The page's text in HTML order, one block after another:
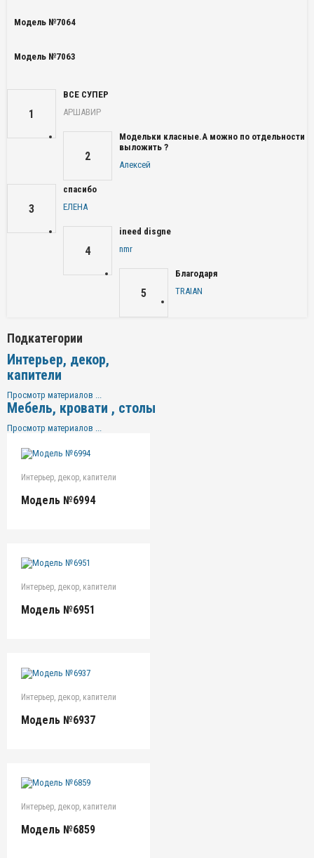
Модель №7064
Модель №7063
1
ВСЕ СУПЕР
АРШАВИР
2
Модельки класные.А можно по отдельности
выложить ?
Алексей
3
спасибо
ЕЛЕНА
4
ineed disgne
nmr
5
Благодаря
TRAIAN
Подкатегории
Интерьер, декор,
капители
Просмотр материалов ...
Мебель, кровати , столы
Просмотр материалов ...
Интерьер, декор, капители
Модель №6994
Интерьер, декор, капители
Модель №6951
Интерьер, декор, капители
Модель №6937
Интерьер, декор, капители
Модель №6859